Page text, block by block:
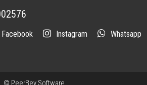
Facebook Instagram Whatsapp
© PeerBey Software